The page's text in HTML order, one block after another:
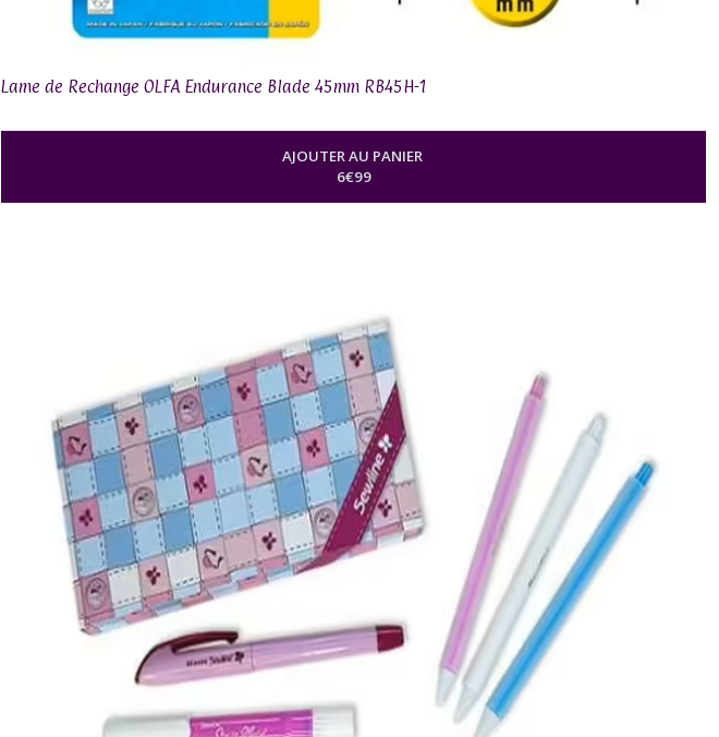
Lame de Rechange OLFA Endurance Blade 45mm RB45H-1
AJOUTER AU PANIER
6€99